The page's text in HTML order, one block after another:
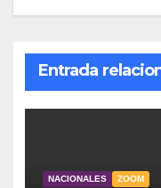
Entrada
NACIONALES ZOOM